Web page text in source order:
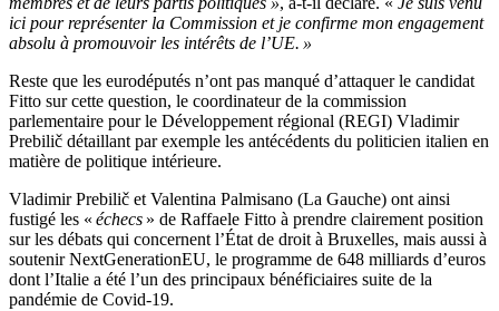
ici pour représenter la Commission et je confirme mon engagement
absolu à promouvoir les intérêts de l’UE. »
Reste que les eurodéputés n’ont pas manqué d’attaquer le candidat
Fitto sur cette question, le coordinateur de la commission
parlementaire pour le Développement régional (REGI) Vladimir
Prebilič détaillant par exemple les antécédents du politicien italien en
matière de politique intérieure.
Vladimir Prebilič et Valentina Palmisano (La Gauche) ont ainsi
fustigé les « échecs » de Raffaele Fitto à prendre clairement position
sur les débats qui concernent l’État de droit à Bruxelles, mais aussi à
soutenir NextGenerationEU, le programme de 648 milliards d’euros
dont l’Italie a été l’un des principaux bénéficiaires suite de la
pandémie de Covid-19.